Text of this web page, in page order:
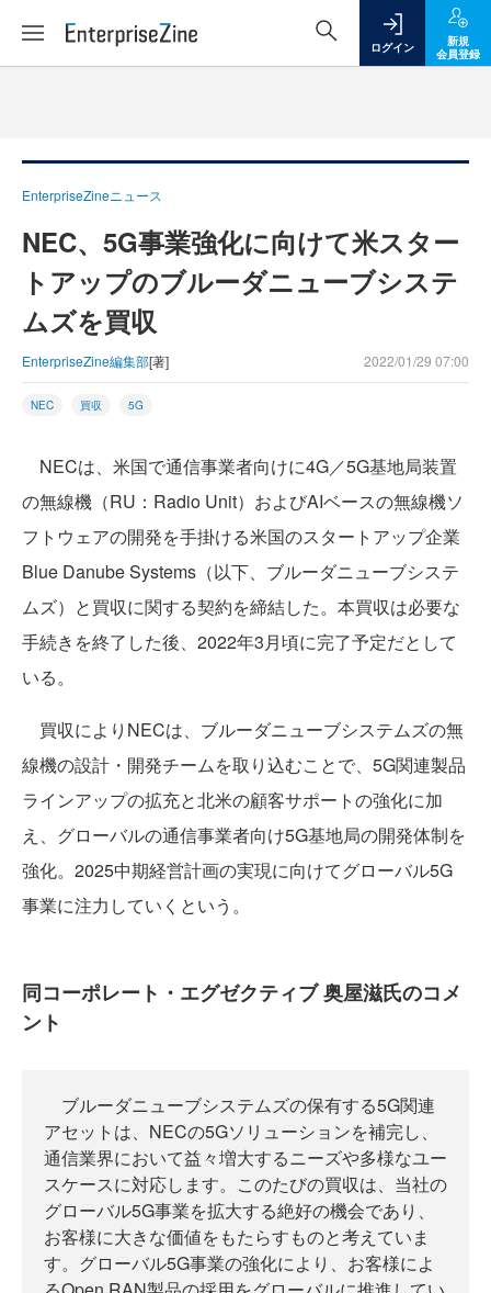
ログイン
新規
会員登録
EnterpriseZineニュース
NEC、5G事業強化に向けて米スター
トアップのブルーダニューブシステ
ムズを買収
EnterpriseZine編集部[著] 2022/01/29 07:00
NEC 買収 5G
NECは、米国で通信事業者向けに4G／5G基地局装置
の無線機（RU：Radio Unit）およびAIベースの無線機ソ
フトウェアの開発を手掛ける米国のスタートアップ企業
Blue Danube Systems（以下、ブルーダニューブシステ
ムズ）と買収に関する契約を締結した。本買収は必要な
手続きを終了した後、2022年3月頃に完了予定だとして
いる。
買収によりNECは、ブルーダニューブシステムズの無
線機の設計・開発チームを取り込むことで、5G関連製品
ラインアップの拡充と北米の顧客サポートの強化に加
え、グローバルの通信事業者向け5G基地局の開発体制を
強化。2025中期経営計画の実現に向けてグローバル5G
事業に注力していくという。
同コーポレート・エグゼクティブ 奥屋滋氏のコメ
ント
ブルーダニューブシステムズの保有する5G関連
アセットは、NECの5Gソリューションを補完し、
通信業界において益々増大するニーズや多様なユー
スケースに対応します。このたびの買収は、当社の
グローバル5G事業を拡大する絶好の機会であり、
お客様に大きな価値をもたらすものと考えていま
す。グローバル5G事業の強化により、お客様によ